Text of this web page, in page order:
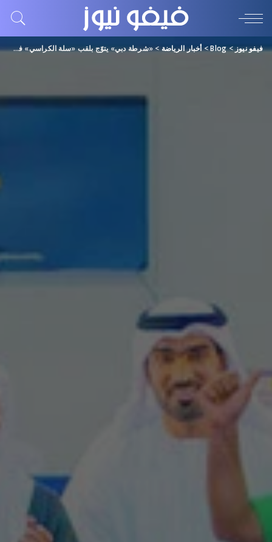
فيفو نيوز>
Blog
>أخبار الرياضة>«شرطة دبي» يتوّج بلقب «سلة الكراسي» في دورة ند الشبا